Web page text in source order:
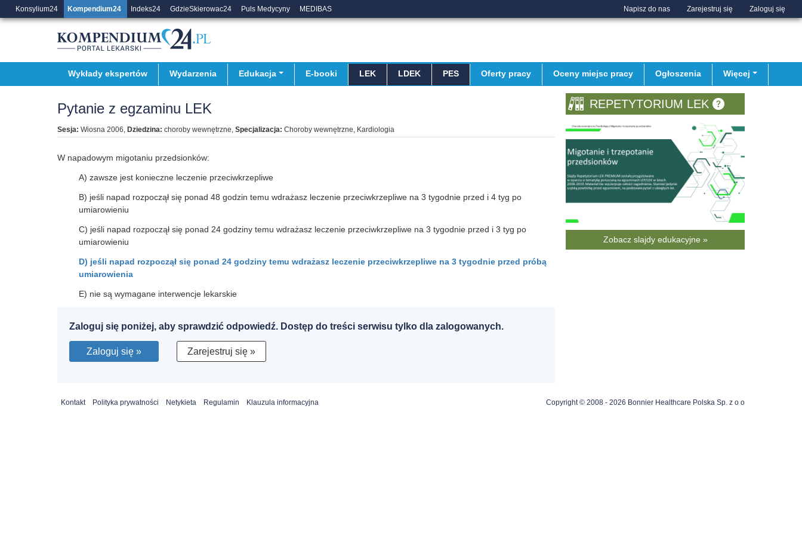
Konsylium24 Kompendium24 Indeks24 GdzieSkierowac24 Puls Medycyny MEDIBAS Napisz do nas Zarejestruj się Zaloguj się
Wykłady ekspertów Wydarzenia Edukacja E-booki LEK LDEK PES Oferty pracy Oceny miejsc pracy Ogłoszenia Więcej
Pytanie z egzaminu LEK
Sesja: Wiosna 2006, Dziedzina: choroby wewnętrzne, Specjalizacja: Choroby wewnętrzne, Kardiologia
W napadowym migotaniu przedsionków:
A) zawsze jest konieczne leczenie przeciwkrzepliwe
B) jeśli napad rozpoczął się ponad 48 godzin temu wdrażasz leczenie przeciwkrzepliwe na 3 tygodnie przed i 4 tyg po
umiarowieniu
C) jeśli napad rozpoczął się ponad 24 godziny temu wdrażasz leczenie przeciwkrzepliwe na 3 tygodnie przed i 3 tyg po
umiarowieniu
D) jeśli napad rozpoczął się ponad 24 godziny temu wdrażasz leczenie przeciwkrzepliwe na 3 tygodnie przed próbą
umiarowienia
E) nie są wymagane interwencje lekarskie
Zaloguj się poniżej, aby sprawdzić odpowiedź. Dostęp do treści serwisu tylko dla zalogowanych.
Zaloguj się » Zarejestruj się »
REPETYTORIUM LEK
Zobacz slajdy edukacyjne »
Kontakt Polityka prywatności Netykieta Regulamin Klauzula informacyjna Copyright © 2008 - 2026 Bonnier Healthcare Polska Sp. z o o